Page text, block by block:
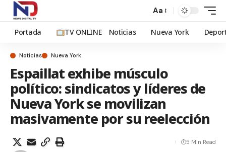
Aa
Portada TV ONLINE Noticias Nueva York
Noticias Nueva York
Espaillat exhibe músculo
político: sindicatos y líderes de
Nueva York se movilizan
masivamente por su reelección
5 Min Read